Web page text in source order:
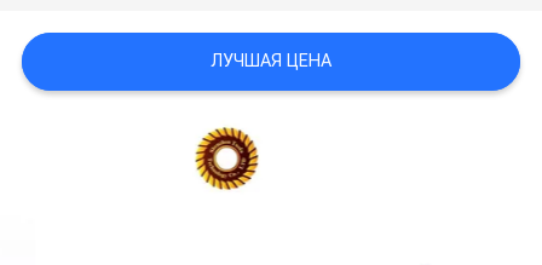
ПОЛИТИКА
КОНФИДЕНЦИАЛЬНОСТИ
ЛУЧШАЯ ЦЕНА